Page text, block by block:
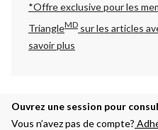
*Offre exclusive pour les
TriangleMD sur les articles
savoir plus
Ouvrez une session pour
Vous n’avez pas de compte?